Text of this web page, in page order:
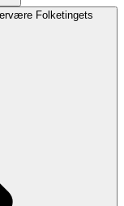
Folketingets